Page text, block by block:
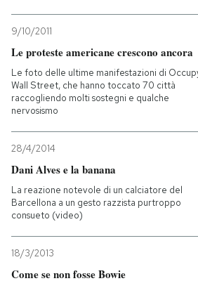
I MIEI PREFERITI
SHOP
AREA PERSONALE
Entra
9/10/2011
Le proteste americane crescono ancora
Le foto delle ultime manifestazioni di
Wall Street, che hanno toccato 70 città
raccogliendo molti sostegni e qualche
nervosismo
28/4/2014
Dani Alves e la banana
La reazione notevole di un calciatore del
Barcellona a un gesto razzista purtroppo
consueto (video)
18/3/2013
Come se non fosse Bowie